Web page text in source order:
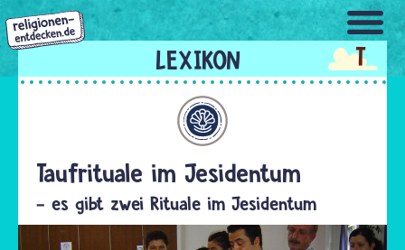
Direkt
zum
Inhalt
T
Taufrituale im Jesidentum
- es gibt zwei Rituale im Jesidentum